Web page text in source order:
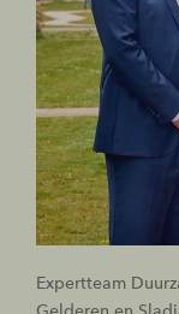
Expertteam